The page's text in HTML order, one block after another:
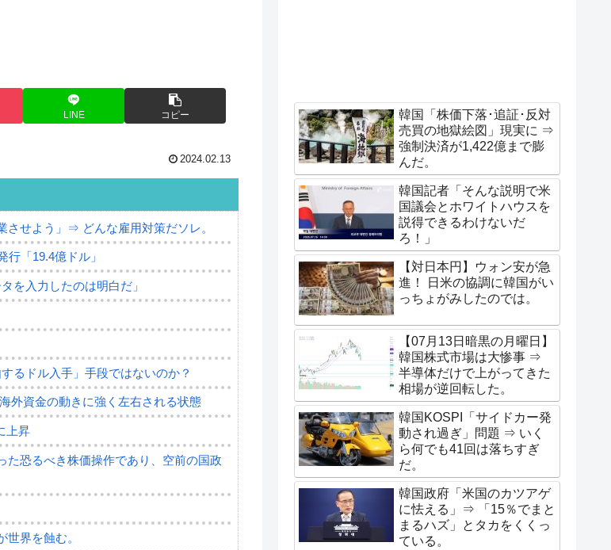
LINE コピー
2024.02.13
せよう」⇒ どんな雇用対策だソレ。
行「19.4億ドル」
を入力したのは明白だ」
るドル入手」手段ではないのか？
外資金の動きに強く左右される状態
上昇
恐るべき株価操作であり、空前の国政
界を蝕む。
韓国「株価下落･追証･反対
売買の地獄絵図」現実に ⇒
強制決済が1,422億まで膨
んだ。
韓国記者「そんな説明で米
国議会とホワイトハウスを
説得できるわけないだ
ろ！」
【対日本円】ウォン安が急
進！ 日米の協調に韓国がい
っちょがみしたのでは。
【07月13日暗黒の月曜日】
韓国株式市場は大惨事 ⇒
半導体だけで上がってきた
相場が逆回転した。
韓国KOSPI「サイドカー発
動され過ぎ」問題 ⇒ いく
ら何でも41回は落ちすぎ
だ。
韓国政府「米国のカツアゲ
に怯える」⇒ 「15％でまと
まるハズ」とタカをくくっ
ている。